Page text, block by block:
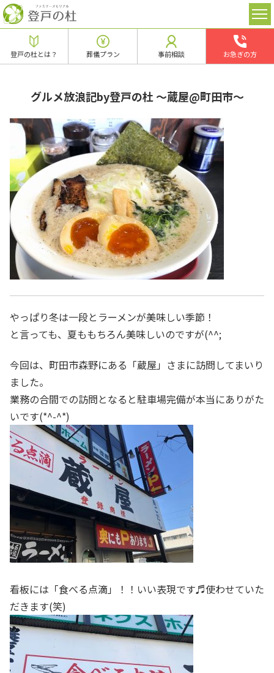
登戸の杜とは？ 葬儀プラン 事前相談 お急ぎの方
グルメ放浪記by登戸の杜 ～蔵屋@町田市～
やっぱり冬は一段とラーメンが美味しい季節！
と言っても、夏ももちろん美味しいのですが(^^;
今回は、町田市森野にある「蔵屋」さまに訪問してまいり
ました。
業務の合間での訪問となると駐車場完備が本当にありがた
いです(*^-^*)
看板には「食べる点滴」！！いい表現です♬使わせていた
だきます(笑)